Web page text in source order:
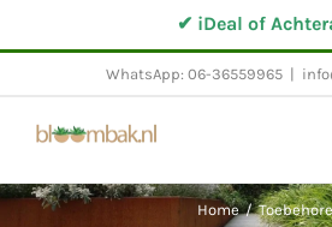
naar
✔ iDeal of
WhatsApp: 06-36559965
Home /